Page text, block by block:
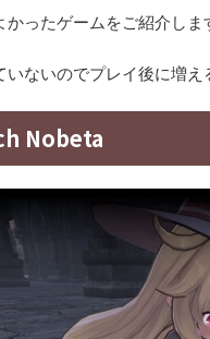
ったゲームをご紹介しま
ないのでプレイ後に増え
Nobeta